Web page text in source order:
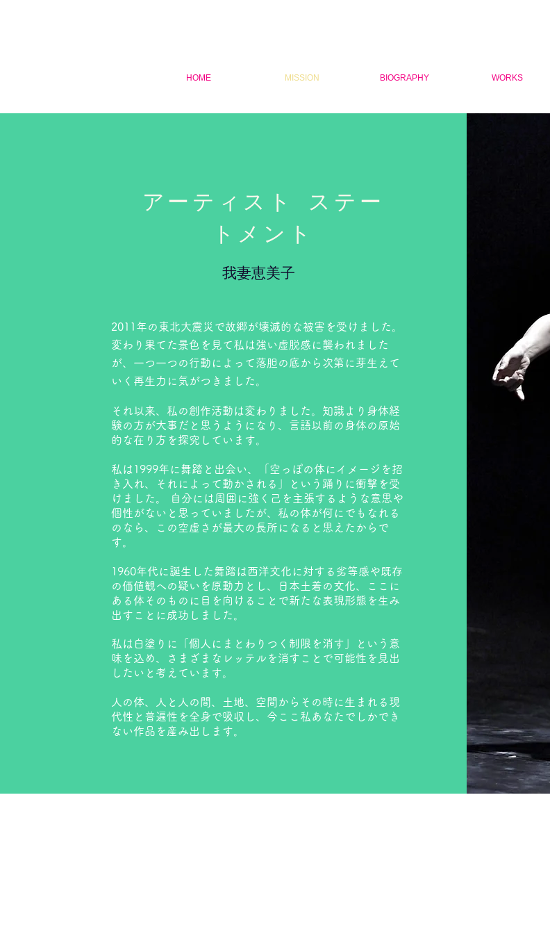
HOME MISSION BIOGRAPHY WORKS
アーティスト ステー
トメント
我妻恵美子
2011年の東北大震災で故郷が壊滅的な被害を受けました。
変わり果てた景色を見て私は強い虚脱感に襲われました
が、一つ一つの行動によって落胆の底から次第に芽生えて
いく再生力に気がつきました。
それ以来、私の創作活動は変わりました。知識より身体経
験の方が大事だと思うようになり、言語以前の身体の原始
的な在り方を探究しています。
私は1999年に舞踏と出会い、「空っぽの体にイメージを招
き入れ、それによって動かされる」という踊りに衝撃を受
けました。 自分には周囲に強く己を主張するような意思や
個性がないと思っていましたが、私の体が何にでもなれる
のなら、この空虚さが最大の長所になると思えたからで
す。
1960年代に誕生した舞踏は西洋文化に対する劣等感や既存
の価値観への疑いを原動力とし、日本土着の文化、ここに
ある体そのものに目を向けることで新たな表現形態を生み
出すことに成功しました。
私は白塗りに「個人にまとわりつく制限を消す」という意
味を込め、さまざまなレッテルを消すことで可能性を見出
したいと考えています。
人の体、人と人の間、土地、空間からその時に生まれる現
代性と普遍性を全身で吸収し、今ここ私あなたでしかでき
ない作品を産み出します。